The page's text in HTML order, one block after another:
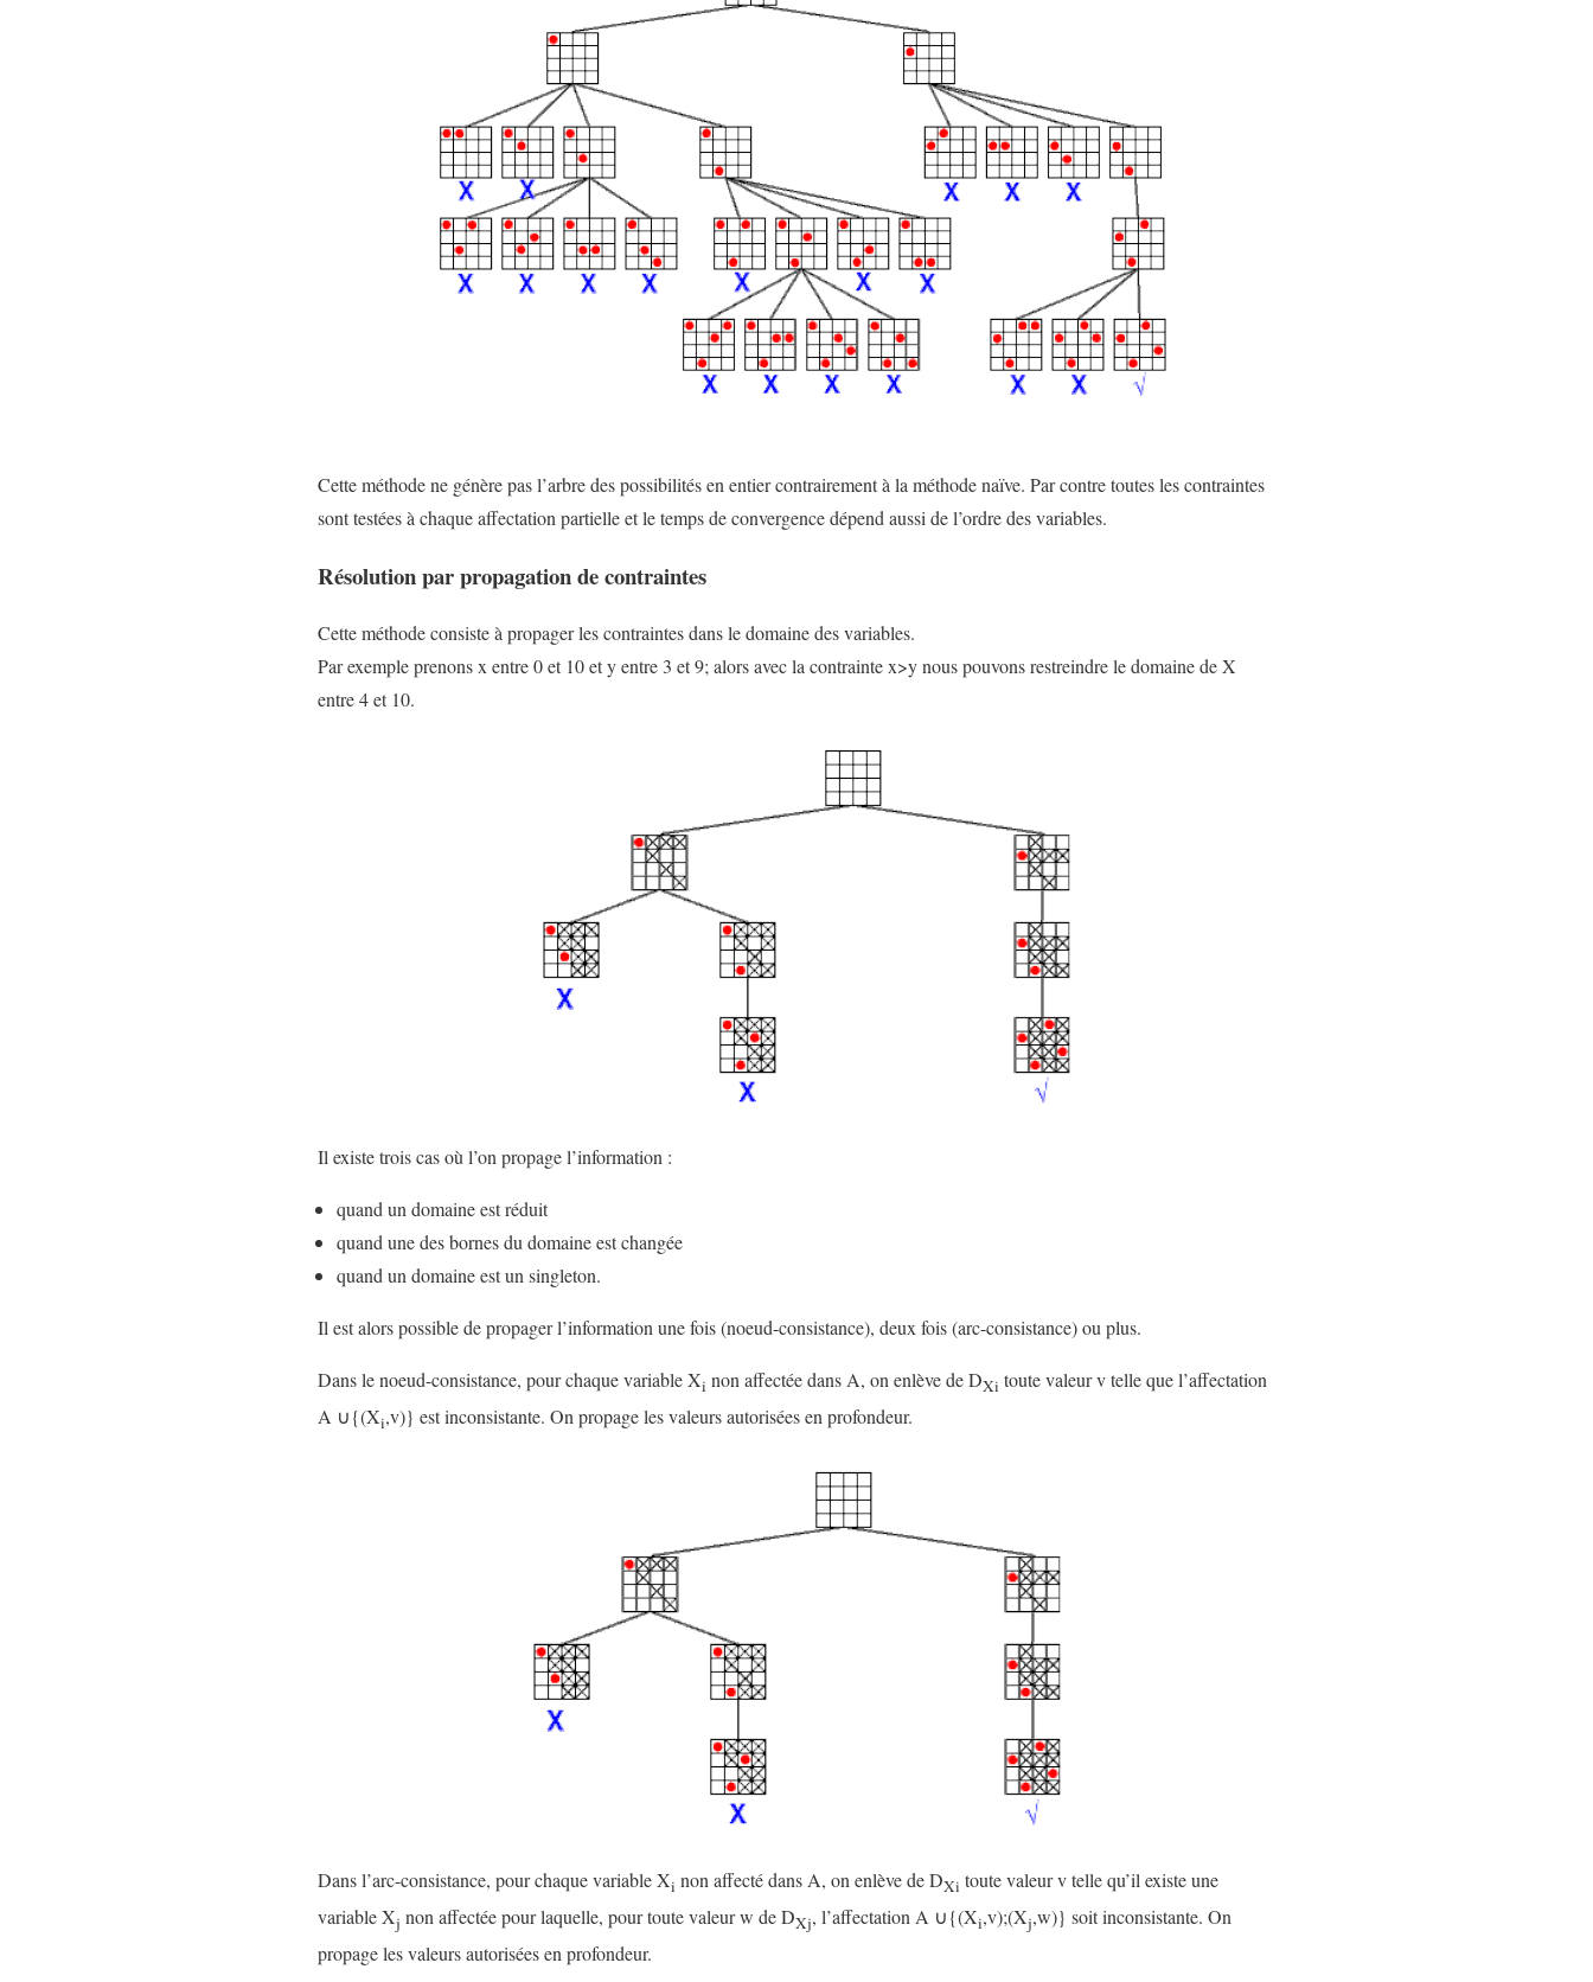
Cette méthode ne génère pas l’arbre des possibilités en entier contrairement à la méthode naïve. Par contre toutes les contraintes
sont testées à chaque affectation partielle et le temps de convergence dépend aussi de l’ordre des variables.
Résolution par propagation de contraintes
Cette méthode consiste à propager les contraintes dans le domaine des variables.
Par exemple prenons x entre 0 et 10 et y entre 3 et 9; alors avec la contrainte x>y nous pouvons restreindre le domaine de X
entre 4 et 10.
Il existe trois cas où l’on propage l’information :
quand un domaine est réduit
quand une des bornes du domaine est changée
quand un domaine est un singleton.
Il est alors possible de propager l’information une fois (noeud-consistance), deux fois (arc-consistance) ou plus.
Dans le noeud-consistance, pour chaque variable Xi non affectée dans A, on enlève de DXi toute valeur v telle que l’affectation
A ∪{(Xi,v)} est inconsistante. On propage les valeurs autorisées en profondeur.
Dans l’arc-consistance, pour chaque variable Xi non affecté dans A, on enlève de DXi toute valeur v telle qu’il existe une
variable Xj non affectée pour laquelle, pour toute valeur w de DXj, l’affectation A ∪{(Xi,v);(Xj,w)} soit inconsistante. On
propage les valeurs autorisées en profondeur.